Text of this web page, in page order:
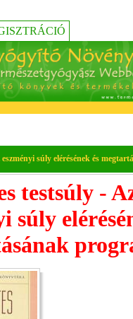
súly elérésének és
testsúly -
súly